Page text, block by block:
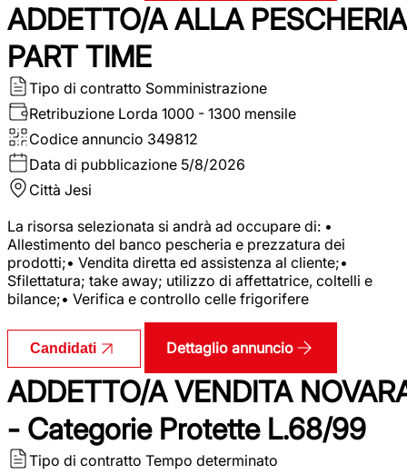
ADDETTO/A ALLA PESCHERIA
PART TIME
Tipo di contratto Somministrazione
Retribuzione Lorda 1000 - 1300 mensile
Codice annuncio 349812
Data di pubblicazione 5/8/2026
Città Jesi
La risorsa selezionata si andrà ad occupare di: •
Allestimento del banco pescheria e prezzatura dei
prodotti;• Vendita diretta ed assistenza al cliente;•
Sfilettatura; take away; utilizzo di affettatrice, coltelli e
bilance;• Verifica e controllo celle frigorifere
Candidati Dettaglio annuncio
ADDETTO/A VENDITA
- Categorie Protette L.68/99
Tipo di contratto Tempo determinato